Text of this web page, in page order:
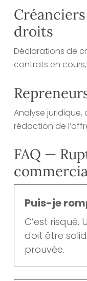
droits
Déclarations de
contrats en
Analyse
rédaction de
FAQ —
Puis-je
C’est risqué.
doit être
prouvée.